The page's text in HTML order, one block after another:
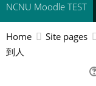
NCNU Moodle TEST
常用連結
Home Site pages
到人